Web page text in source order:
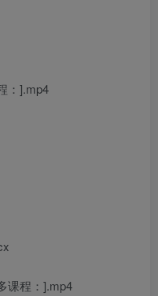
：].mp4
课程：].mp4